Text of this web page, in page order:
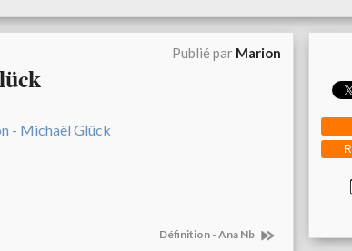
Publié par Marion
Définition - Ana Nb